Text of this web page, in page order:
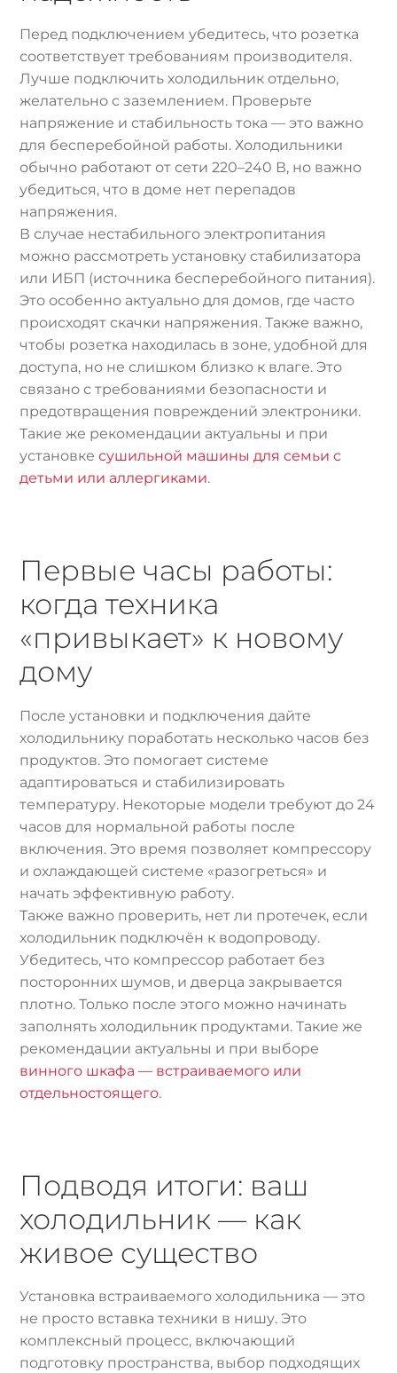
Перед подключением убедитесь, что розетка
соответствует требованиям производителя.
Лучше подключить холодильник отдельно,
желательно с заземлением. Проверьте
напряжение и стабильность тока — это важно
для бесперебойной работы. Холодильники
обычно работают от сети 220–240 В, но важно
убедиться, что в доме нет перепадов
напряжения.
В случае нестабильного электропитания
можно рассмотреть установку стабилизатора
или ИБП (источника бесперебойного питания).
Это особенно актуально для домов, где часто
происходят скачки напряжения. Также важно,
чтобы розетка находилась в зоне, удобной для
доступа, но не слишком близко к влаге. Это
связано с требованиями безопасности и
предотвращения повреждений электроники.
Такие же рекомендации актуальны и при
установкесушильной машины для семьи с
детьми или аллергиками.
Первые часы работы:
когда техника
«привыкает» к новому
дому
После установки и подключения дайте
холодильнику поработать несколько часов без
продуктов. Это помогает системе
адаптироваться и стабилизировать
температуру. Некоторые модели требуют до 24
часов для нормальной работы после
включения. Это время позволяет компрессору
и охлаждающей системе «разогреться» и
начать эффективную работу.
Также важно проверить, нет ли протечек, если
холодильник подключён к водопроводу.
Убедитесь, что компрессор работает без
посторонних шумов, и дверца закрывается
плотно. Только после этого можно начинать
заполнять холодильник продуктами. Такие же
рекомендации актуальны и при выборе
винного шкафа — встраиваемого или
отдельностоящего.
Подводя итоги: ваш
холодильник — как
живое существо
Установка встраиваемого холодильника — это
не просто вставка техники в нишу. Это
комплексный процесс, включающий
подготовку пространства, выбор подходящих